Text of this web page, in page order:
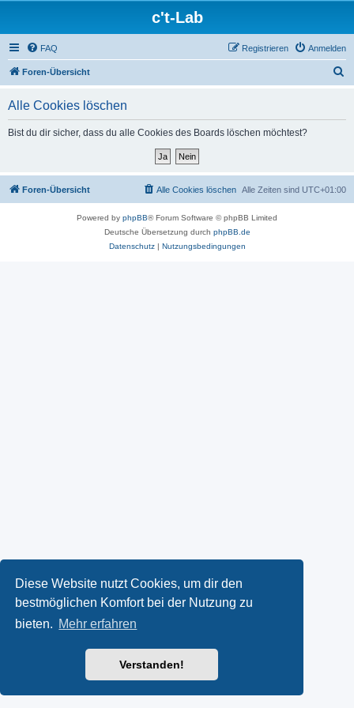
Diese Website nutzt Cookies, um dir den
bestmöglichen Komfort bei der Nutzung zu
bieten. Mehr erfahren
Verstanden!
c't-Lab
FAQ Anmelden
Registrieren
Foren-Übersicht
Alle Cookies löschen
Bist du dir sicher, dass du alle Cookies des Boards löschen möchtest?
Foren-Übersicht Alle Zeiten sind UTC+01:00
Alle Cookies löschen
Powered by phpBB® Forum Software © phpBB Limited
Deutsche Übersetzung durch phpBB.de
Datenschutz| Nutzungsbedingungen